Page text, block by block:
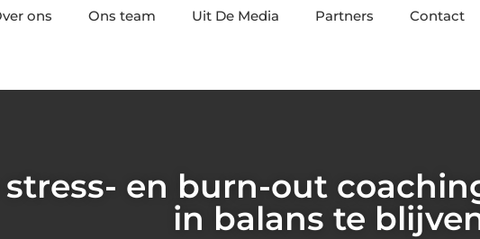
ons Ons team Uit De Media Partners Contact
stress- en burn-out
in balans te